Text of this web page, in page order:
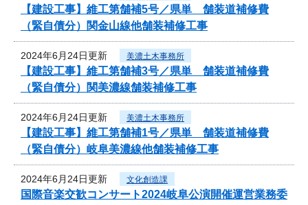
【建設工事】維工第舗補5号／県単 舗装道補修費
（緊自債分）関金山線他舗装補修工事
2024年6月24日更新 美濃土木事務所
【建設工事】維工第舗補3号／県単 舗装道補修費
（緊自債分）関美濃線舗装補修工事
2024年6月24日更新 美濃土木事務所
【建設工事】維工第舗補1号／県単 舗装道補修費
（緊自債分）岐阜美濃線他舗装補修工事
2024年6月24日更新 文化創造課
国際音楽交歓コンサート2024岐阜公演開催運営業務委